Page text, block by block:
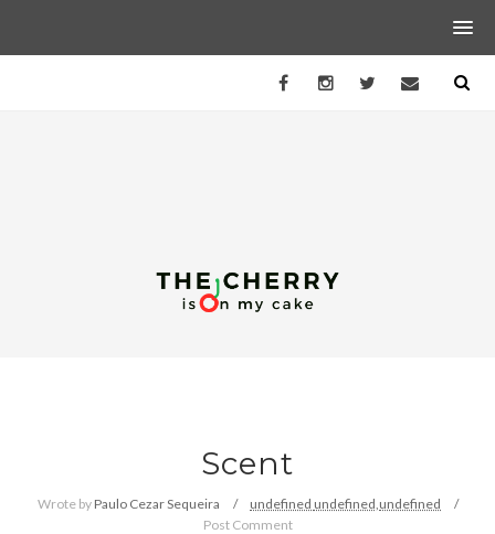
Scent
Wrote by Paulo Cezar Sequeira undefined undefined, undefined
Post Comment